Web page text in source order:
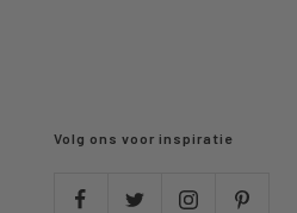
Volg ons voor inspiratie